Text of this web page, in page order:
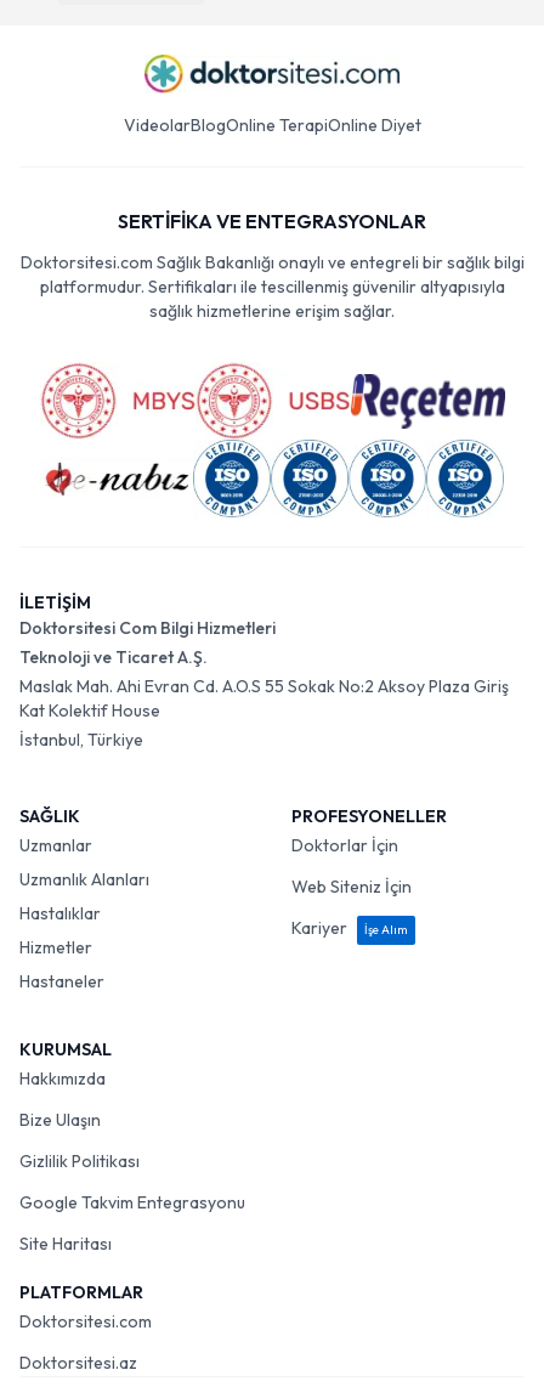
VideolarBlogOnline TerapiOnline Diyet
SERTİFİKA VE ENTEGRASYONLAR
Doktorsitesi.com Sağlık Bakanlığı onaylı ve entegreli bir sağlık bilgi
platformudur. Sertifikaları ile tescillenmiş güvenilir altyapısıyla
sağlık hizmetlerine erişim sağlar.
İLETİŞİM
Doktorsitesi Com Bilgi Hizmetleri
Teknoloji ve Ticaret A.Ş.
Maslak Mah. Ahi Evran Cd. A.O.S 55 Sokak No:2 Aksoy Plaza Giriş
Kat Kolektif House
İstanbul, Türkiye
SAĞLIK
Uzmanlar
Uzmanlık Alanları
Hastalıklar
Hizmetler
Hastaneler
PROFESYONELLER
Doktorlar İçin
Web Siteniz İçin
Kariyer
İşe Alım
KURUMSAL
Hakkımızda
Bize Ulaşın
Gizlilik Politikası
Google Takvim Entegrasyonu
Site Haritası
PLATFORMLAR
Doktorsitesi.com
Doktorsitesi.az